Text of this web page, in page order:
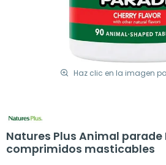
Haz clic en la imagen
Natures Plus Animal parade
comprimidos masticables